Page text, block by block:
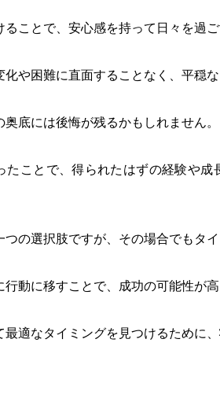
ることで、安心感を持って日々を過
化や困難に直面することなく、平穏な
奥底には後悔が残るかもしれません。
たことで、得られたはずの経験や
つの選択肢ですが、その場合でもタ
行動に移すことで、成功の可能性が高
最適なタイミングを見つけるために